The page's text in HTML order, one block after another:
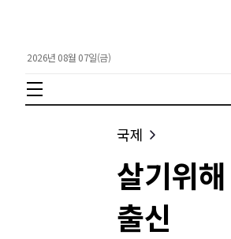
2026년 08월 07일(금)
국제
살기위
출신